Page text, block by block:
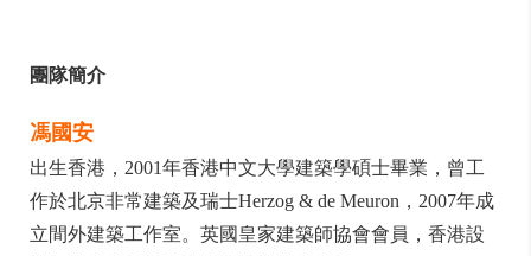
團隊簡介
馮國安
出生香港，2001年香港中文大學建築學碩士畢業，曾工
作於北京非常建築及瑞士Herzog & de Meuron，2007年成
立間外建築工作室。英國皇家建築師協會會員，香港設